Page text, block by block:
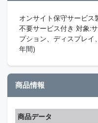
オンサイト保守サービス
不要サービス付き 対象:
プション、ディスプレイ
年間)
商品情報
商品データ